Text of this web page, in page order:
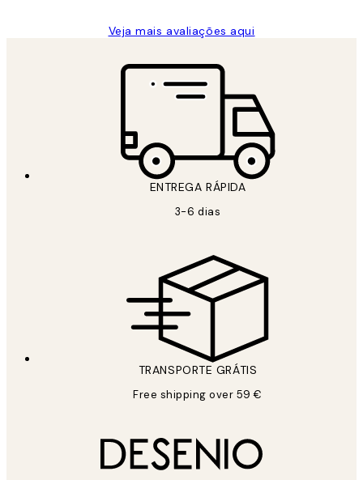
Veja mais avaliações aqui
ENTREGA RÁPIDA
3-6 dias
TRANSPORTE GRÁTIS
Free shipping over 59 €